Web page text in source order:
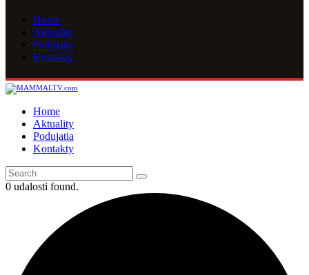
Home
Aktuality
Podujatia
Kontakty
Home
Aktuality
Podujatia
Kontakty
0 udalosti found.